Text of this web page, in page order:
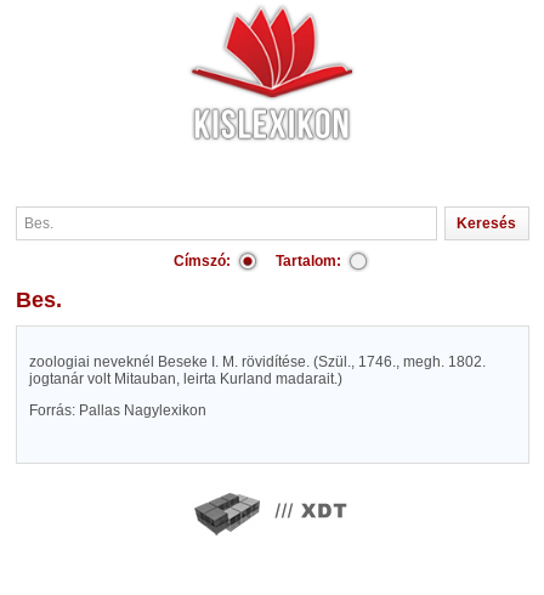
Címszó: Tartalom:
Bes.
zoologiai neveknél Beseke I. M. rövidítése. (Szül., 1746., megh. 1802.
jogtanár volt Mitauban, leirta Kurland madarait.)
Forrás: Pallas Nagylexikon